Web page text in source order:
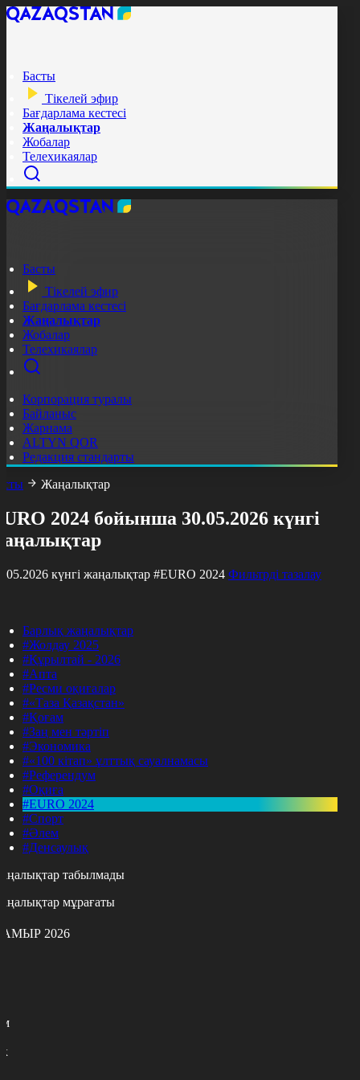
Басты
Тікелей эфир
Бағдарлама кестесі
Жаңалықтар
Жобалар
Телехикаялар
Басты
Тікелей эфир
Бағдарлама кестесі
Жаңалықтар
Жобалар
Телехикаялар
Корпорация туралы
Байланыс
Жарнама
ALTYN QOR
Редакция стандарты
Жаңалықтар
2024 бойынша 30.05.2026 күнгі
күнгі жаңалықтар #EURO 2024 Фильтрді тазалау
Барлық жаңалықтар
#Жолдау 2025
#Құрылтай - 2026
#Апта
#Ресми оқиғалар
#«Таза Қазақстан»
#Қоғам
#Заң мен тәртіп
#Экономика
#«100 кітап» ұлттық сауалнамасы
#Референдум
#Оқиға
#EURO 2024
#Спорт
#Әлем
#Денсаулық
табылмады
мұрағаты
2026